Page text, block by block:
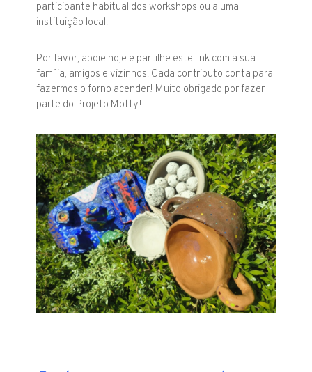
participante habitual dos workshops ou a uma
instituição local.
Por favor, apoie hoje e partilhe este link com a sua
família, amigos e vizinhos. Cada contributo conta para
fazermos o forno acender! Muito obrigado por fazer
parte do Projeto Motty!